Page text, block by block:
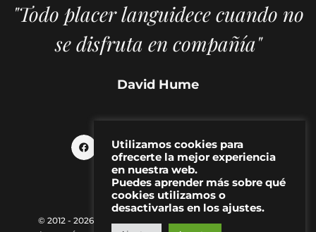
"Todo placer languidece cuando no
se disfruta en compañía"
David Hume
© 2012 - 2026 MAKMA | Revista de artes visuales y cultura
Utilizamos cookies para
ofrecerte la mejor experiencia
en nuestra web.
Puedes aprender más sobre qué
cookies utilizamos o
desactivarlas en los ajustes.